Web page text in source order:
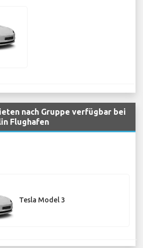
nach Gruppe verfügbar bei
Flughafen
Tesla Model 3